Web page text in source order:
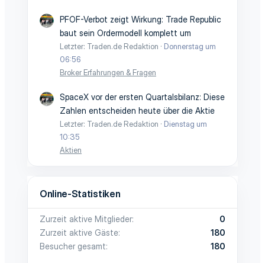
PFOF-Verbot zeigt Wirkung: Trade Republic
baut sein Ordermodell komplett um
Letzter: Traden.de Redaktion
Donnerstag um
06:56
Broker Erfahrungen & Fragen
SpaceX vor der ersten Quartalsbilanz: Diese
Zahlen entscheiden heute über die Aktie
Letzter: Traden.de Redaktion
Dienstag um
10:35
Aktien
Online-Statistiken
Zurzeit aktive Mitglieder
0
Zurzeit aktive Gäste
180
Besucher gesamt
180